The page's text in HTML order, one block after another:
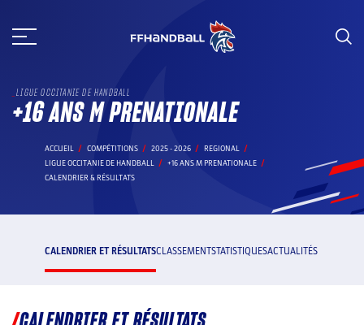
au
LIGUE OCCITANIE DE HANDBALL
+16 ANS M PRENATIONALE
ACCUEIL COMPÉTITIONS 2025 - 2026
REGIONAL
LIGUE OCCITANIE DE HANDBALL
+16 ANS M PRENATIONALE
CALENDRIER & RÉSULTATS
CALENDRIER ET RÉSULTATSCLASSEMENTSTATISTIQUESACTUALITÉS